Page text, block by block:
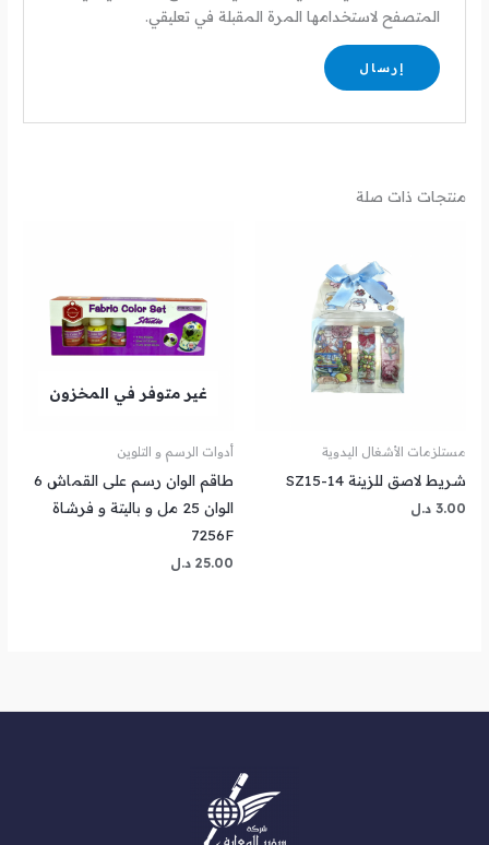
المتصفح لاستخدامها المرة المقبلة في تعليقي.
منتجات ذات صلة
مستلزمات الأشغال اليدوية
شريط لاصق للزينة SZ15-14
3.00 د.ل
غير متوفر في المخزون
أدوات الرسم و التلوين
طاقم الوان رسم على القماش 6
الوان 25 مل و باليتة و فرشاة
7256F
25.00 د.ل